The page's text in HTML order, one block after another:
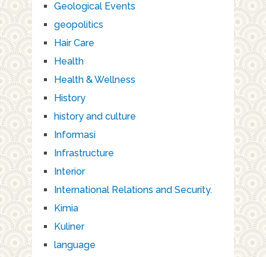
Geological Events
geopolitics
Hair Care
Health
Health & Wellness
History
history and culture
Informasi
Infrastructure
Interior
International Relations and Security.
Kimia
Kuliner
language